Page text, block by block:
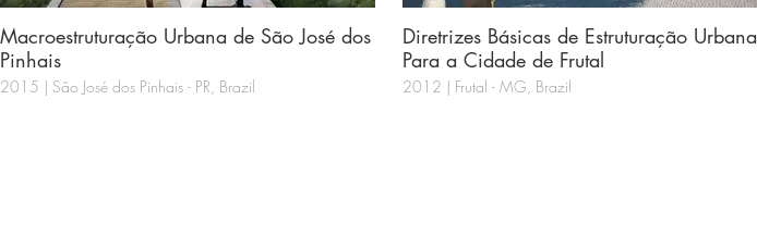
Macroestruturação Urbana de São José dos
Pinhais
2015 | São José dos Pinhais - PR, Brazil
Diretrizes Básicas de Estruturação Urbana
Para a Cidade de Frutal
2012 | Frutal - MG, Brazil